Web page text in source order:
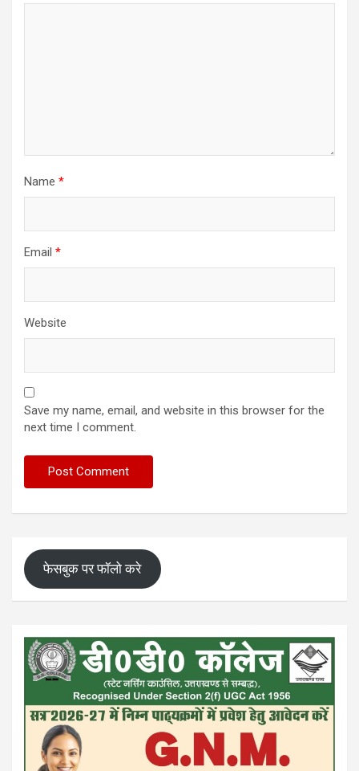
Name *
Email *
Website
Save my name, email, and website in this browser for the
next time I comment.
फेसबुक पर फॉलो करे